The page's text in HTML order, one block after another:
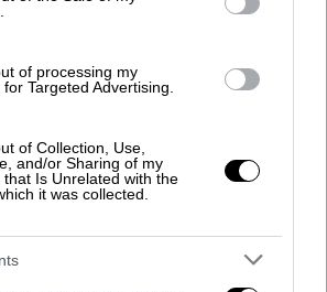
of processing my
Targeted Advertising.
of Collection, Use,
and/or Sharing of my
that Is Unrelated with the
it was collected.
τηλεφώνων πεδίου
και απειλές βιασμού. Η
τις αφηγήσεις
συστηματική προσέγγιση
δυνάμεις για τη χρήση
ως μέσο ελέγχου και
μηχανισμού